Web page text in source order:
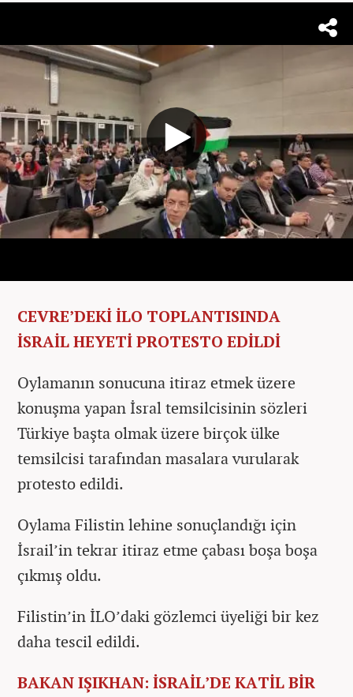
CEVRE’DEKİ İLO TOPLANTISINDA
İSRAİL HEYETİ PROTESTO EDİLDİ
Oylamanın sonucuna itiraz etmek üzere
konuşma yapan İsral temsilcisinin sözleri
Türkiye başta olmak üzere birçok ülke
temsilcisi tarafından masalara vurularak
protesto edildi.
Oylama Filistin lehine sonuçlandığı için
İsrail’in tekrar itiraz etme çabası boşa boşa
çıkmış oldu.
Filistin’in İLO’daki gözlemci üyeliği bir kez
daha tescil edildi.
BAKAN IŞIKHAN: İSRAİL’DE KATİL BİR